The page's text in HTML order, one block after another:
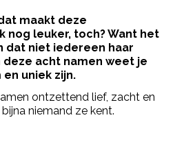
maakt deze
nog leuker, toch? Want het
dat niet iedereen haar
acht namen weet je
uniek zijn.
ontzettend lief, zacht en
niemand ze kent.